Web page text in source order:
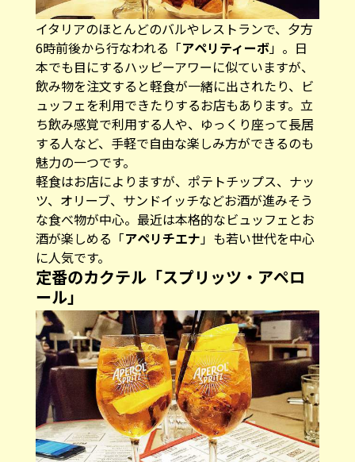
イタリアのほとんどのバルやレストランで、夕方
6時前後から行なわれる「アペリティーボ」。日
本でも目にするハッピーアワーに似ていますが、
飲み物を注文すると軽食が一緒に出されたり、ビ
ュッフェを利用できたりするお店もあります。立
ち飲み感覚で利用する人や、ゆっくり座って長居
する人など、手軽で自由な楽しみ方ができるのも
魅力の一つです。
軽食はお店によりますが、ポテトチップス、ナッ
ツ、オリーブ、サンドイッチなどお酒が進みそう
な食べ物が中心。最近は本格的なビュッフェとお
酒が楽しめる「アペリチエナ」も若い世代を中心
に人気です。
定番のカクテル「スプリッツ・アペロ
ール」